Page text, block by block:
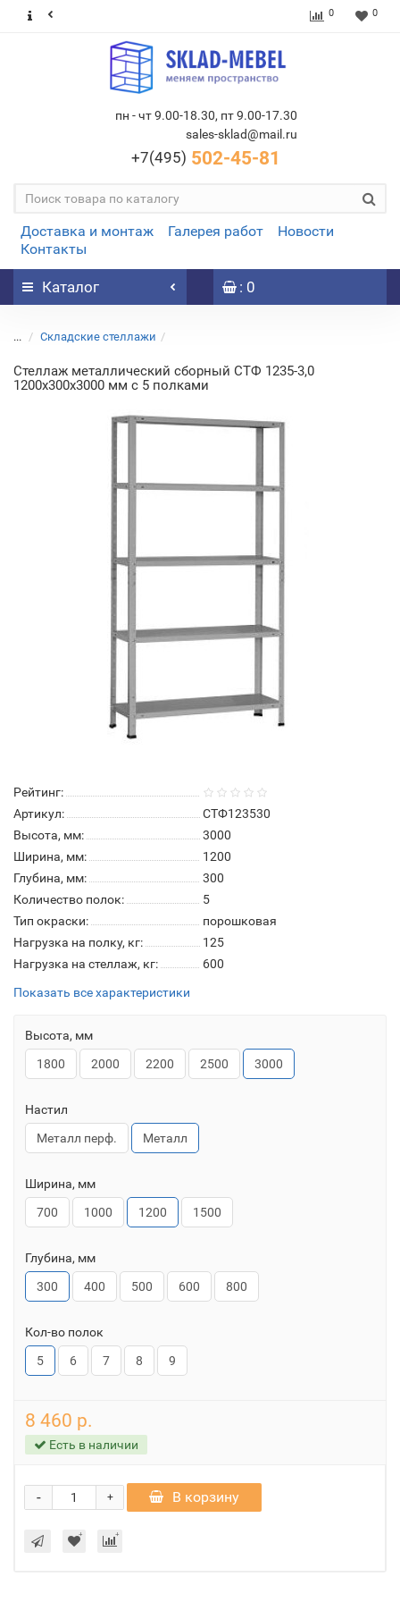
0 0
пн - чт 9.00-18.30, пт 9.00-17.30
sales-sklad@mail.ru
+7(495) 502-45-81
Доставка и монтаж Галерея работ
Новости
Контакты
Каталог : 0
... Складские стеллажи
Стеллаж металлический сборный СТФ 1235-3,0
1200х300х3000 мм с 5 полками
Рейтинг:
Артикул:
СТФ123530
Высота, мм:
3000
Ширина, мм:
1200
Глубина, мм:
300
Количество полок:
5
Тип окраски:
порошковая
Нагрузка на полку, кг:
125
Нагрузка на стеллаж, кг:
600
Показать все характеристики
Высота, мм
1800
2000 2200 2500 3000
Настил
Металл перф.
Металл
Ширина, мм
700
1000 1200 1500
Глубина, мм
300
400 500 600 800
Кол-во полок
5
6 7 8 9
8 460 р.
Есть в наличии
+
- В корзину